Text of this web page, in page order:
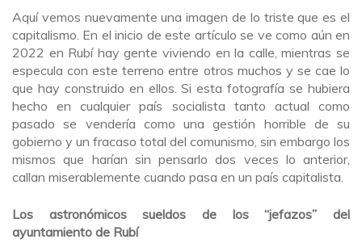
Aquí vemos nuevamente una imagen de lo triste que es el
capitalismo. En el inicio de este artículo se ve como aún en
2022 en Rubí hay gente viviendo en la calle, mientras se
especula con este terreno entre otros muchos y se cae lo
que hay construido en ellos. Si esta fotografía se hubiera
hecho en cualquier país socialista tanto actual como
pasado se vendería como una gestión horrible de su
gobierno y un fracaso total del comunismo, sin embargo los
mismos que harían sin pensarlo dos veces lo anterior,
callan miserablemente cuando pasa en un país capitalista.
Los astronómicos sueldos de los “jefazos” del
ayuntamiento de Rubí